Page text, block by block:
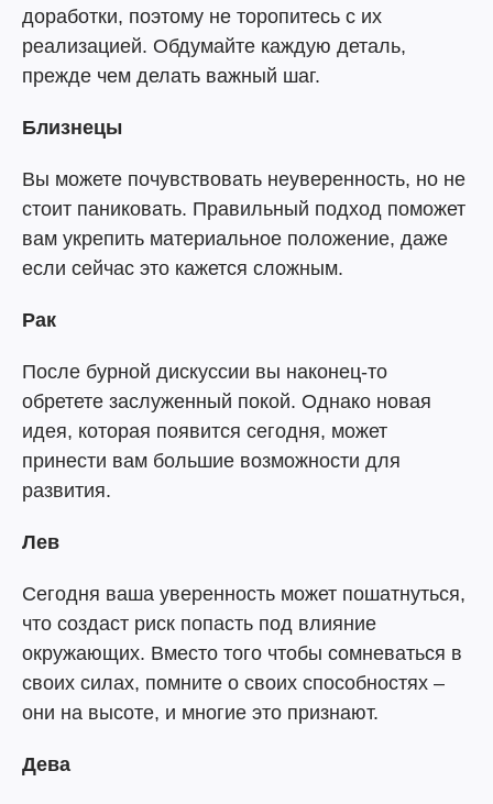
доработки, поэтому не торопитесь с их
реализацией. Обдумайте каждую деталь,
прежде чем делать важный шаг.
Близнецы
Вы можете почувствовать неуверенность, но не
стоит паниковать. Правильный подход поможет
вам укрепить материальное положение, даже
если сейчас это кажется сложным.
Рак
После бурной дискуссии вы наконец-то
обретете заслуженный покой. Однако новая
идея, которая появится сегодня, может
принести вам большие возможности для
развития.
Лев
Сегодня ваша уверенность может пошатнуться,
что создаст риск попасть под влияние
окружающих. Вместо того чтобы сомневаться в
своих силах, помните о своих способностях –
они на высоте, и многие это признают.
Дева